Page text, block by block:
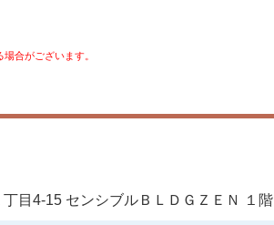
合がございます。
目4-15 センシブルＢＬＤＧＺＥＮ １階